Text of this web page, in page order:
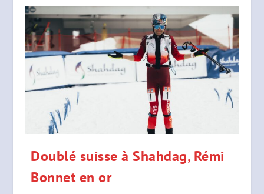
Doublé suisse à Shahdag, Rémi
Bonnet en or